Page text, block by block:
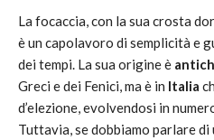
La focaccia, con la sua crosta
è un capolavoro di semplicità e
dei tempi. La sua origine è
Greci e dei Fenici, ma è in Italia
d’elezione, evolvendosi in
Tuttavia, se dobbiamo parlare